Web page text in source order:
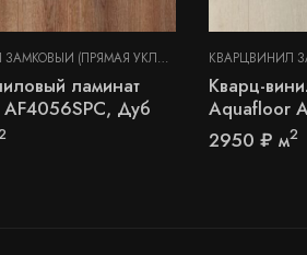
КВАРЦВИНИЛ ЗАМКОВЫЙ (ПРЯМАЯ УКЛАДКА)
ламинат
Дуб
Кварц-
Aquafloor
2950₽ м2